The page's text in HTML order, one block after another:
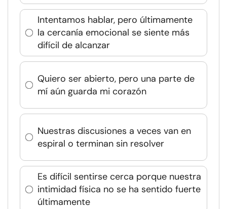
Intentamos hablar, pero últimamente
la cercanía emocional se siente más
difícil de alcanzar
Quiero ser abierto, pero una parte de
mí aún guarda mi corazón
Nuestras discusiones a veces van en
espiral o terminan sin resolver
Es difícil sentirse cerca porque nuestra
intimidad física no se ha sentido fuerte
últimamente